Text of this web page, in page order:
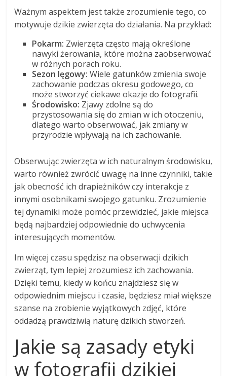
Ważnym aspektem jest także zrozumienie tego, co
motywuje dzikie zwierzęta do działania. Na przykład:
Pokarm: Zwierzęta często mają określone
nawyki żerowania, które można zaobserwować
w różnych porach roku.
Sezon lęgowy: Wiele gatunków zmienia swoje
zachowanie podczas okresu godowego, co
może stworzyć ciekawe okazje do fotografii.
Środowisko: Zjawy zdolne są do
przystosowania się do zmian w ich otoczeniu,
dlatego warto obserwować, jak zmiany w
przyrodzie wpływają na ich zachowanie.
Obserwując zwierzęta w ich naturalnym środowisku,
warto również zwrócić uwagę na inne czynniki, takie
jak obecność ich drapieżników czy interakcje z
innymi osobnikami swojego gatunku. Zrozumienie
tej dynamiki może pomóc przewidzieć, jakie miejsca
będą najbardziej odpowiednie do uchwycenia
interesujących momentów.
Im więcej czasu spędzisz na obserwacji dzikich
zwierząt, tym lepiej zrozumiesz ich zachowania.
Dzięki temu, kiedy w końcu znajdziesz się w
odpowiednim miejscu i czasie, będziesz miał większe
szanse na zrobienie wyjątkowych zdjęć, które
oddadzą prawdziwią naturę dzikich stworzeń.
Jakie są zasady etyki
w fotografii dzikiej